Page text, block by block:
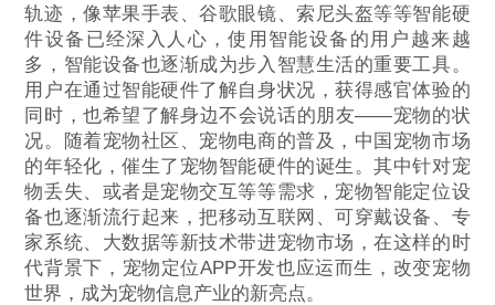
轨迹，像苹果手表、谷歌眼镜、索尼头盔等等智能硬
件设备已经深入人心，使用智能设备的用户越来越
多，智能设备也逐渐成为步入智慧生活的重要工具。
用户在通过智能硬件了解自身状况，获得感官体验的
同时，也希望了解身边不会说话的朋友——宠物的状
况。随着宠物社区、宠物电商的普及，中国宠物市场
的年轻化，催生了宠物智能硬件的诞生。其中针对宠
物丢失、或者是宠物交互等等需求，宠物智能定位设
备也逐渐流行起来，把移动互联网、可穿戴设备、专
家系统、大数据等新技术带进宠物市场，在这样的时
代背景下，宠物定位APP开发也应运而生，改变宠物
世界，成为宠物信息产业的新亮点。